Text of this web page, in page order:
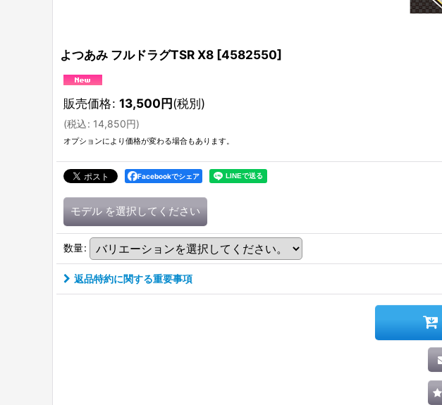
よつあみ フルドラグTSR X8 [4582550]
販売価格: 13,500円(税別)
(税込: 14,850円)
オプションにより価格が変わる場合もあります。
Facebookでシェア
モデル を選択してください
数量:
返品特約に関する重要事項